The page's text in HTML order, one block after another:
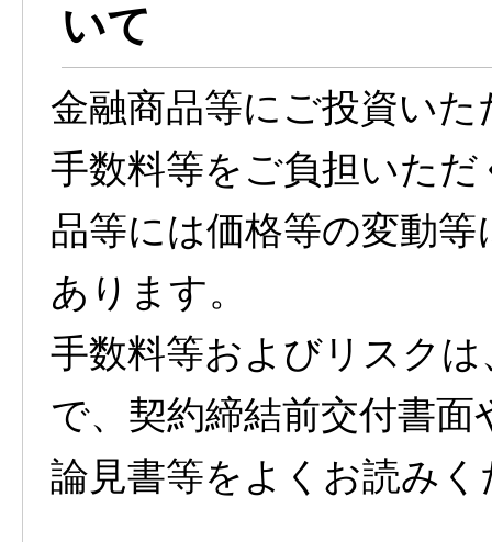
いて
金融商品等にご投資い
手数料等をご負担いた
品等には価格等の変動
あります。
手数料等およびリスク
で、契約締結前交付書
論見書等をよくお読みく